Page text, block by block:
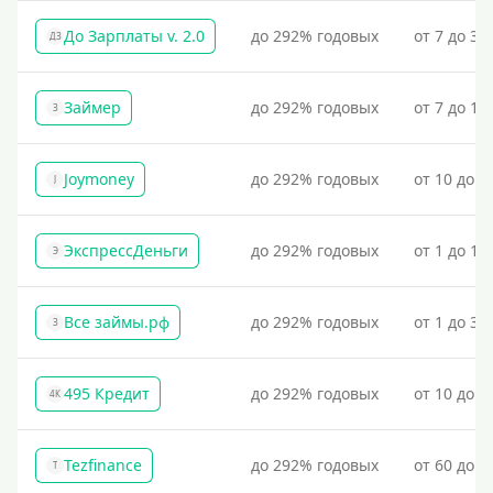
ДЗ До Зарплаты v. 2.0 до 292% годовых от 7 до
З Займер до 292% годовых от 7 до
J Joymoney до 292% годовых от 10 до
Э ЭкспрессДеньги до 292% годовых от 1 до
З Все займы.рф до 292% годовых от 1 до
4К 495 Кредит до 292% годовых от 10 до
T Tezfinance до 292% годовых от 60 до